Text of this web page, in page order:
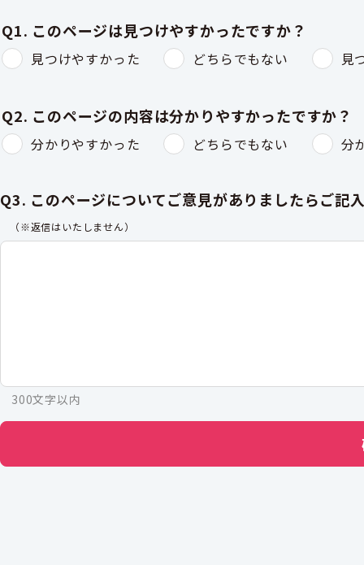
Q1. このページは見つけやすかったですか？
見つけやすかった どちらでもない 見
Q2. このページの内容は分かりやすかったですか？
分かりやすかった どちらでもない 分
Q3. このページについてご意見がありましたらご記
（※返信はいたしません）
300文字以内